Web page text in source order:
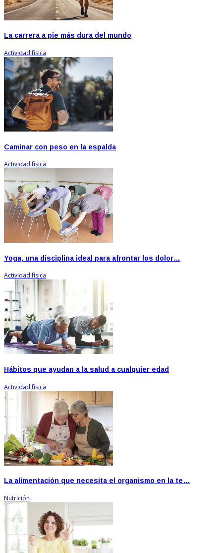
La carrera a pie más dura del mundo
Actividad física
Caminar con peso en la espalda
Actividad física
Yoga, una disciplina ideal para afrontar los dolor…
Actividad física
Hábitos que ayudan a la salud a cualquier edad
Actividad física
La alimentación que necesita el organismo en la te…
Nutrición